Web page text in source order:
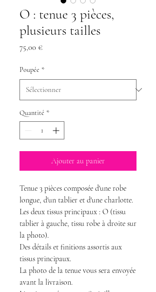
O : tenue 3 pièces,
plusieurs tailles
75,00 €Prix
Poupée *
Quantité *
Ajouter au panier
Tenue 3 pièces composée d'une robe
longue, d'un tablier et d'une charlotte.
Les deux tissus principaux : O (tissu
tablier à gauche, tissu robe à droite sur
la photo).
Des détails et finitions assortis aux
tissus principaux.
La photo de la tenue vous sera envoyée
avant la livraison.